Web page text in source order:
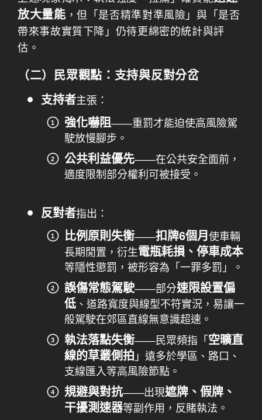
放大量能，但「是否精準對準風險」與「是否
帶來事故實質下降」仍待更綿密的統計與評
估。
（二）民眾觀點：支持與反對分岔
支持者主張：
強化嚇阻——重罰才能迫使高風險駕
駛放慢腳步。
公共利益優先——在公共安全面前，
適度限制部分權利可被接受。
反對者指出：
比例原則失衡——扣牌6個月 使車輛
長期閒置，衍生電瓶耗損、停車成本
等隱性懲罰，被形容為「一罪多罰」。
誤傷常態駕駛——部分速限設置偏
低 、道路寬度與線型不符實況，易讓一
般駕駛在郊區直線無意識超速。
執法落點失衡——民眾頻指「 空曠直
線的草叢側拍 」遠多於學區、路口、
支線匯入等高風險節點。
規避與對抗——出現遮牌、假牌、
干擾測速器等副作用，反賭執法。